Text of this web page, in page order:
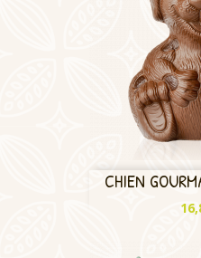
CHIEN